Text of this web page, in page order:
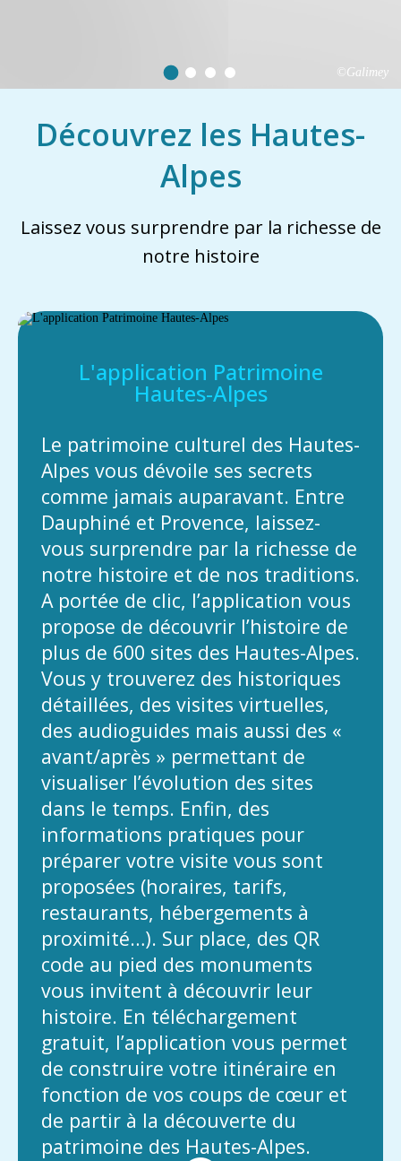
©Galimey
Découvrez les Hautes-
Alpes
Laissez vous surprendre par la richesse de
notre histoire
L'application Patrimoine
Hautes-Alpes
Le patrimoine culturel des Hautes-
Alpes vous dévoile ses secrets
comme jamais auparavant. Entre
Dauphiné et Provence, laissez-
vous surprendre par la richesse de
notre histoire et de nos traditions.
A portée de clic, l’application vous
propose de découvrir l’histoire de
plus de 600 sites des Hautes-Alpes.
Vous y trouverez des historiques
détaillées, des visites virtuelles,
des audioguides mais aussi des «
avant/après » permettant de
visualiser l’évolution des sites
dans le temps. Enfin, des
informations pratiques pour
préparer votre visite vous sont
proposées (horaires, tarifs,
restaurants, hébergements à
proximité…). Sur place, des QR
code au pied des monuments
vous invitent à découvrir leur
histoire. En téléchargement
gratuit, l’application vous permet
de construire votre itinéraire en
fonction de vos coups de cœur et
de partir à la découverte du
patrimoine des Hautes-Alpes.